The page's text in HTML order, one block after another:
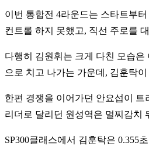
이번 통합전 4라운드는 스타트부
컨트롤 하지 못했고, 직선 주로를
다행히 김원휘는 크게 다친 모습
으로 치고 나가는 가운데, 김훈탁
한편 경쟁을 이어가던 안요섭이
리더로 달리던 원성역은 멀찌감치
SP300클래스에서 김훈탁은 0.355